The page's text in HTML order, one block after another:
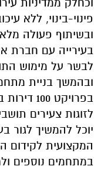
וכחלק ממדיניות
פינוי-בינוי, ללא
ובשיתוף פעולה
בעירייה עם חברת
לבשר על מימוש
ובהמשך בניית
בפרויקט
לזוגות צעירים
יוכל להמשיך לגור
המקצועית לקידום
במתחמים נוספים